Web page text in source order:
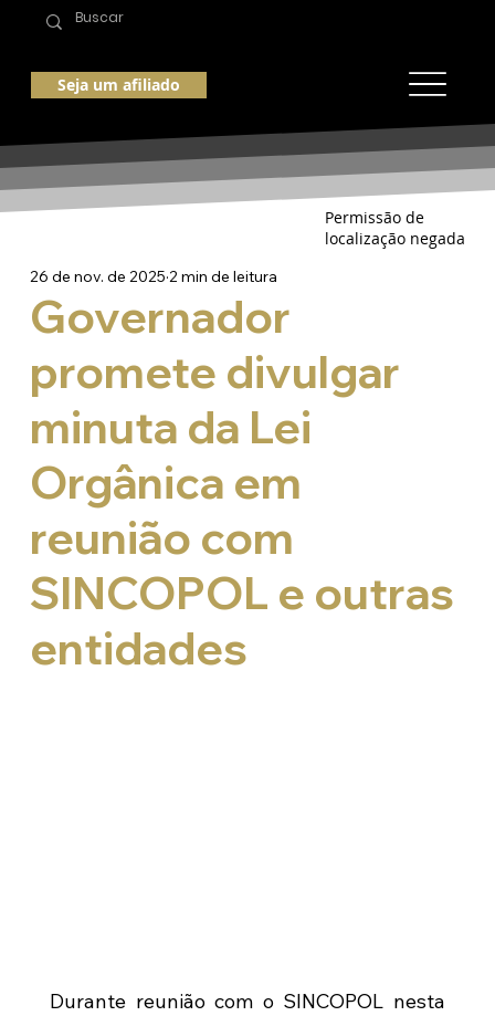
Seja um afiliado
Permissão de
localização negada
Governador
promete divulgar
minuta da Lei
Orgânica em
reunião com
SINCOPOL e outras
entidades
26 de nov. de 2025 2 min de leitura
Durante reunião com o SINCOPOL nesta